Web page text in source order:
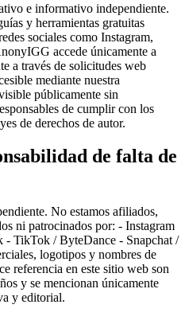
e informativo independiente.
y herramientas gratuitas
sociales como Instagram,
accede únicamente a
a través de solicitudes web
mediante nuestra
públicamente sin
de cumplir con los
de derechos de autor.
de falta de
No estamos afiliados,
ni patrocinados por: - Instagram
- TikTok / ByteDance - Snapchat /
logotipos y nombres de
referencia en este sitio web son
y se mencionan únicamente
y editorial.